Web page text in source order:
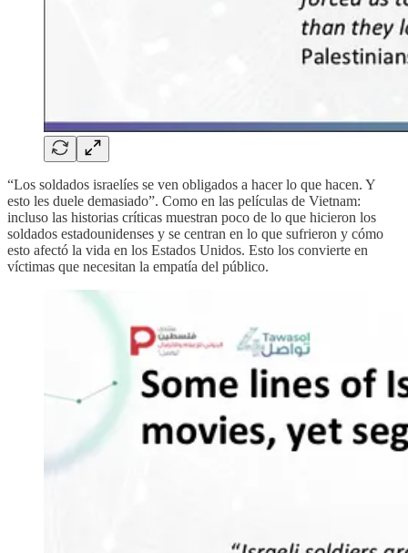
“Los soldados israelíes se ven obligados a hacer lo que hacen. Y
esto les duele demasiado”. Como en las películas de Vietnam:
incluso las historias críticas muestran poco de lo que hicieron los
soldados estadounidenses y se centran en lo que sufrieron y cómo
esto afectó la vida en los Estados Unidos. Esto los convierte en
víctimas que necesitan la empatía del público.